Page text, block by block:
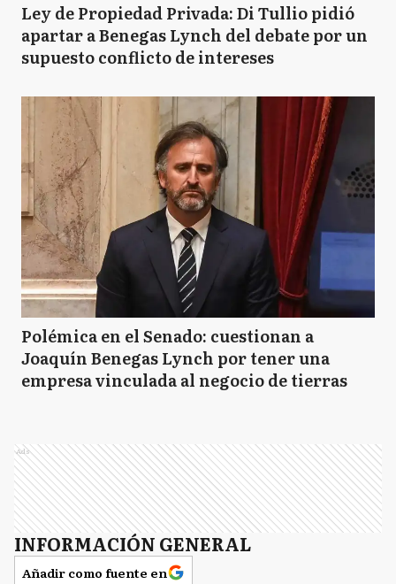
Ley de Propiedad Privada: Di Tullio pidió
apartar a Benegas Lynch del debate por un
supuesto conflicto de intereses
Polémica en el Senado: cuestionan a
Joaquín Benegas Lynch por tener una
empresa vinculada al negocio de tierras
Ads
INFORMACIÓN GENERAL
Añadir como fuente en